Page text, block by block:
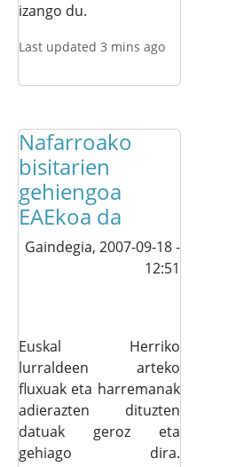
izango du.
Last updated 3 mins ago
Nafarroako
bisitarien
gehiengoa
EAEkoa da
Gaindegia, 2007-09-18 -
12:51
Euskal Herriko
lurraldeen arteko
fluxuak eta harremanak
adierazten dituzten
datuak geroz eta
gehiago dira.